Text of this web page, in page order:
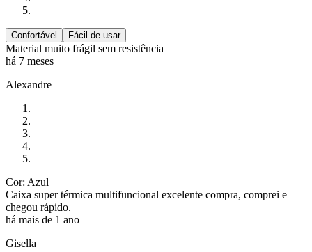
Confortável Fácil de usar
Material muito frágil sem resistência
há 7 meses
Alexandre
Cor: Azul
Caixa super térmica multifuncional excelente compra, comprei e
chegou rápido.
há mais de 1 ano
Gisella